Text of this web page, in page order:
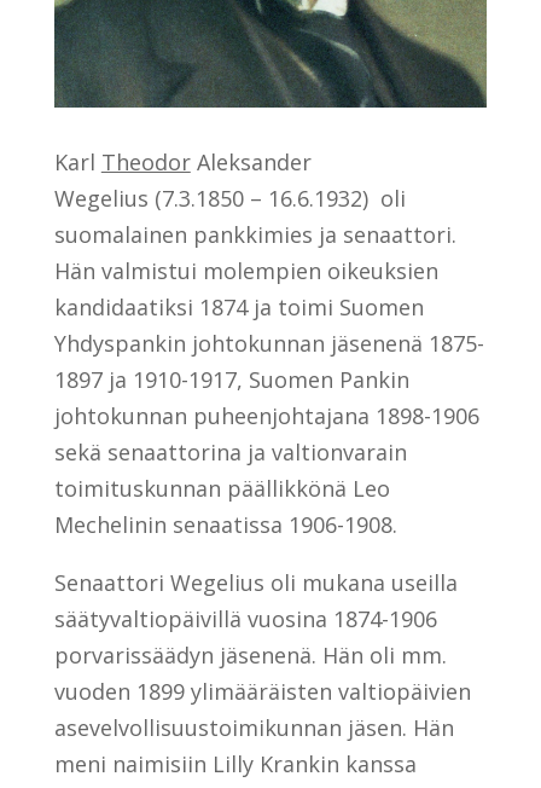
Karl TheodorAleksander
Wegelius (7.3.1850 – 16.6.1932) oli
suomalainen pankkimies ja senaattori.
Hän valmistui molempien oikeuksien
kandidaatiksi 1874 ja toimi Suomen
Yhdyspankin johtokunnan jäsenenä 1875-
1897 ja 1910-1917, Suomen Pankin
johtokunnan puheenjohtajana 1898-1906
sekä senaattorina ja valtionvarain
toimituskunnan päällikkönä Leo
Mechelinin senaatissa 1906-1908.
Senaattori Wegelius oli mukana useilla
säätyvaltiopäivillä vuosina 1874-1906
porvarissäädyn jäsenenä. Hän oli mm.
vuoden 1899 ylimääräisten valtiopäivien
asevelvollisuustoimikunnan jäsen. Hän
meni naimisiin Lilly Krankin kanssa